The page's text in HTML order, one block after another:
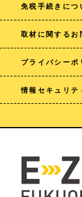
免税手続きにつ
取材に関するお
プライバシーポ
情報セキュリテ